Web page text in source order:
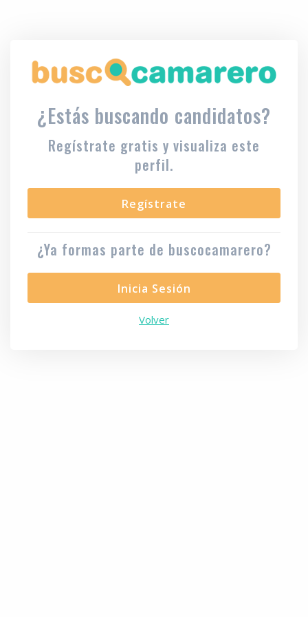
¿Estás buscando candidatos?
Regístrate gratis y visualiza este
perfil.
Regístrate
¿Ya formas parte de buscocamarero?
Inicia Sesión
Volver